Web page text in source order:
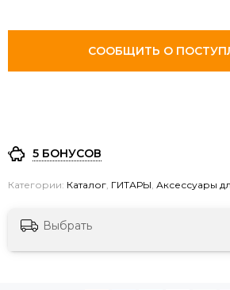
СООБЩИТЬ О
5 БОНУСОВ
Категории: Каталог, ГИТАРЫ, Аксессуары
Выбрать